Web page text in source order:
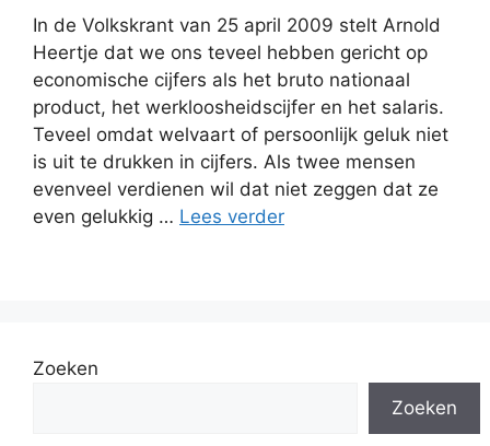
In de Volkskrant van 25 april 2009 stelt Arnold
Heertje dat we ons teveel hebben gericht op
economische cijfers als het bruto nationaal
product, het werkloosheidscijfer en het salaris.
Teveel omdat welvaart of persoonlijk geluk niet
is uit te drukken in cijfers. Als twee mensen
evenveel verdienen wil dat niet zeggen dat ze
even gelukkig … Lees verder
Zoeken
Zoeken